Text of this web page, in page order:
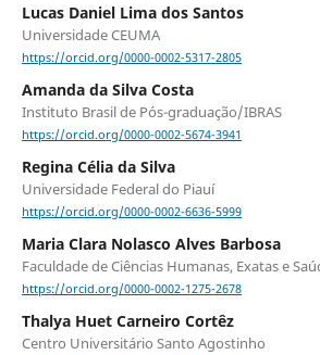
Lucas Daniel Lima dos Santos
Universidade CEUMA
https://orcid.org/0000-0002-5317-2805
Amanda da Silva Costa
Instituto Brasil de Pós-graduação/IBRAS
https://orcid.org/0000-0002-5674-3941
Regina Célia da Silva
Universidade Federal do Piauí
https://orcid.org/0000-0002-6636-5999
Maria Clara Nolasco Alves Barbosa
Faculdade de Ciências Humanas, Exatas e
https://orcid.org/0000-0002-1275-2678
Thalya Huet Carneiro Cortêz
Centro Universitário Santo Agostinho